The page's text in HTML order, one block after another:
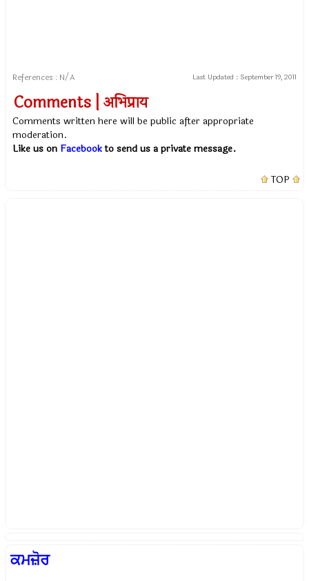
References : N/A Last Updated : September 19, 2011
Comments | अभिप्राय
Comments written here will be public after appropriate
moderation.
Like us on Facebookto send us a private message.
TOP
ਕਮਜ਼ੋਰ